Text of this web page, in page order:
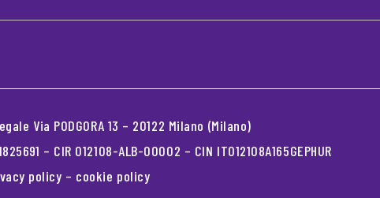
Via PODGORA 13 – 20122 Milano (Milano)
– CIR 012108-ALB-00002 – CIN IT012108A165GEPHUR
policy – cookie policy